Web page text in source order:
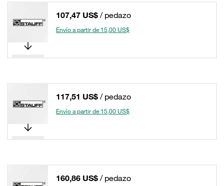
107,47 US$ / pedazo
Envío a partir de 15,00 US$
117,51 US$ / pedazo
Envío a partir de 15,00 US$
160,86 US$ / pedazo